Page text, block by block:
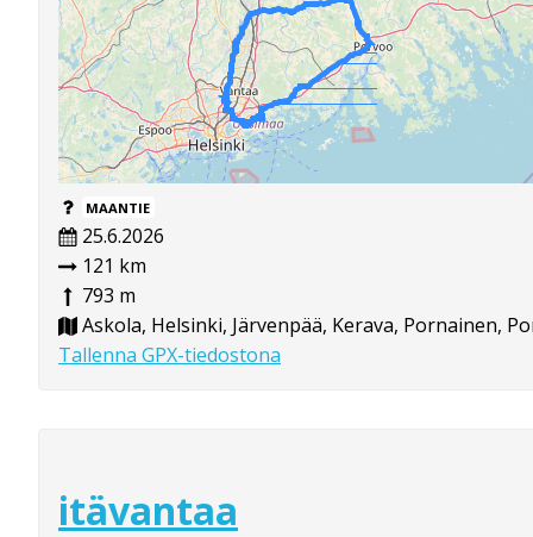
MAANTIE
25.6.2026
121 km
793 m
Askola, Helsinki, Järvenpää, Kerava, Pornainen,
Tallenna GPX-tiedostona
itävantaa